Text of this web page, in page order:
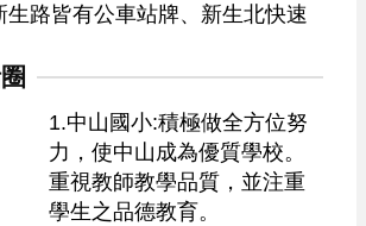
生路皆有公車站牌、新生北快速
1.中山國小:積極做全方位努
力，使中山成為優質學校。
重視教師教學品質，並注重
學生之品德教育。